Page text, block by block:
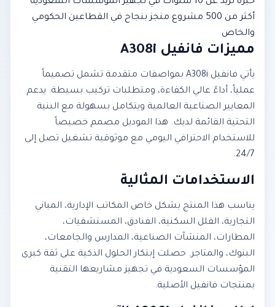
أكثر من 500 مشروع منجز بنجاح في القطاعين الحكومي
والخاص
مميزات فانفيل A308i
يأتي فانفيل A308i بمواصفات متقدمة تشمل تصميماً
عملياً، أداءً عالي الكفاءة، ومتطلبات تركيب بسيطة. يدعم
المعايير الصناعية العالمية ويتكامل بسهولة مع البنية
التحتية القائمة لديك. هذا الموديل مصمم خصيصاً
للاستخدام الاحترافي اليومي مع موثوقية تشغيل تصل إلى
24/7.
الاستخدامات المثالية
يناسب هذا المنتج بشكل خاص المكاتب الإدارية، المباني
التجارية، الفلل السكنية، الفنادق، المستشفيات،
المطارات، المنشآت الصناعية، المدارس والجامعات،
البنوك، والمتاجر. حصلت إبتكار الحلول الذكية على ثقة كبرى
المؤسسات السعودية في تجهيز مشاريعها التقنية
بمنتجات فانفيل الأصلية.